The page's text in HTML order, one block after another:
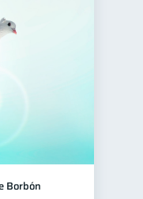
Borbón